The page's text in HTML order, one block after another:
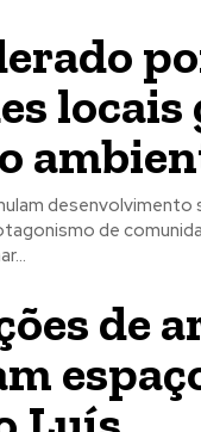
locais
sustentável O
de
de